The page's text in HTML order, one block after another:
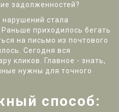
задолженностей?
нарушений стала
приходилось бегать
на письмо из почтового
Сегодня вся
кликов. Главное - знать,
нужны для точного
способ: